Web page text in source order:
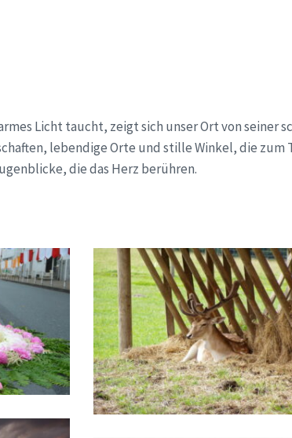
Licht taucht, zeigt sich unser Ort von seiner
lebendige Orte und stille Winkel, die zum
die das Herz berühren.